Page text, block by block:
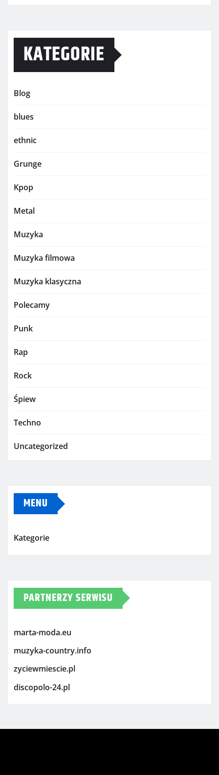
KATEGORIE
Blog
blues
ethnic
Grunge
Kpop
Metal
Muzyka
Muzyka filmowa
Muzyka klasyczna
Polecamy
Punk
Rap
Rock
Śpiew
Techno
Uncategorized
MENU
Kategorie
PARTNERZY SERWISU
marta-moda.eu
muzyka-country.info
zyciewmiescie.pl
discopolo-24.pl